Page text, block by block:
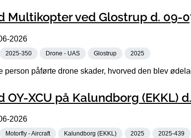
Multikopter ved Glostrup d. 09-
2026
2025-350 Drone - UAS Glostrup 2025
person påførte drone skader, hvorved den blev
OY-XCU på Kalundborg (EKKL)
2026
Motorfly - Aircraft Kalundborg (EKKL) 2025 2025-439